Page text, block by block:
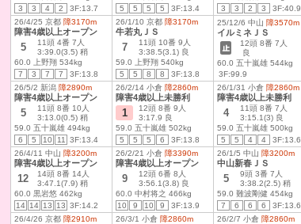
3
3 4 2 3F:13.7
5
5 5 5 3F:13.4
3
3 2 3 3F:40.9
26/4/25 京都 障3170m
障害4歳以上オープン
5
11頭 4番 7人
3:39.0(3.5) 稍
60.0 上野翔 534kg
7
3 7 7 3F:13.8
26/1/10 京都 障3170m
牛若丸ＪＳ
7
11頭 10番 9人
3:38.5(3.1) 良
59.0 上野翔 540kg
5
5 8 8 3F:13.8
25/12/6 中山 障3570m
イルミネＪＳ
12頭 8番 7人
良
60.0 五十嵐雄 544kg
3F:99.9
26/5/2 新潟 障2890m
障害4歳以上オープン
5
11頭 8番 10人
3:13.0(0.5) 稍
59.0 五十嵐雄 494kg
6
5 10 11 3F:13.4
26/2/14 小倉 障2860m
障害4歳以上未勝利
1
12頭 8番 9人
3:17.9 良
59.0 五十嵐雄 502kg
5
5 5 6 3F:13.8
26/1/31 小倉 障2860m
障害4歳以上未勝利
4
11頭 8番 7人
3:15.1(3) 良
59.0 五十嵐雄 500kg
5
5 4 4 3F:13.6
26/4/11 中山 障3200m
障害4歳以上オープン
12
14頭 8番 14人
3:47.1(7.9) 稍
60.0 黒岩悠 462kg
14 14 13 13 3F:14.2
26/2/21 小倉 障3390m
障害4歳以上オープン
9
12頭 6番 8人
3:56.1(3.8) 良
60.0 中村将之 466kg
10
9 10 9 3F:13.9
26/1/5 中山 障3200m
中山新春ＪＳ
5
9頭 3番 7人
3:38.2(2.5) 稍
59.0 難波剛健 454kg
7
6 6 6 3F:13.6
26/4/26 京都 障2910m 26/3/1 小倉 障2860m 26/2/7 小倉 障2860m